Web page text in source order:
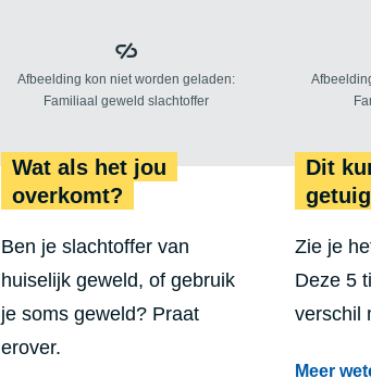
Wat als het jou
overkomt?
Ben je slachtoffer van
huiselijk geweld, of gebruik
je soms geweld? Praat
erover.
Dit
Zie je
Deze 5
verschil
Meer